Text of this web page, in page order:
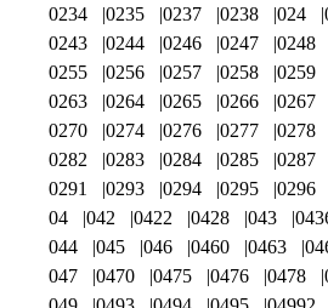
0234
0235 0237 0238 024
0243
0244 0246 0247 0248
0255
0256 0257 0258 0259
0263
0264 0265 0266 0267
0270
0274 0276 0277 0278
0282
0283 0284 0285 0287
0291
0293 0294 0295 0296
04
042 0422 0428 043
044
045 046 0460 0463
047
0470 0475 0476 0478